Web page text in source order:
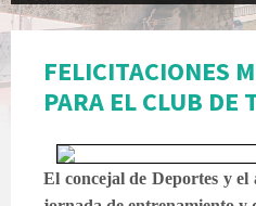
FELICITACIONES
PARA EL CLUB DE
El concejal de Deportes y